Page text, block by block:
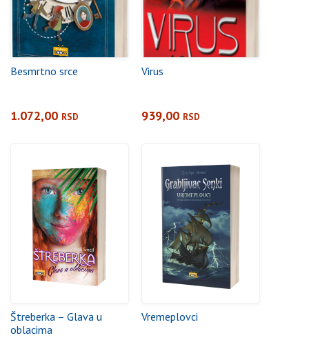
Besmrtno srce
1.072,00 RSD
Virus
939,00 RSD
Štreberka – Glava u
oblacima
Vremeplovci